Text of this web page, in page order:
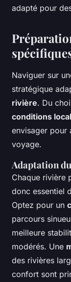
adapté pour
Naviguer sur
stratégique
rivière. Du
conditions
envisager pour
voyage.
Adaptation
Chaque rivière
donc essentiel
Optez pour un
parcours
meilleure
modérés. Une
des rivières
confort sont